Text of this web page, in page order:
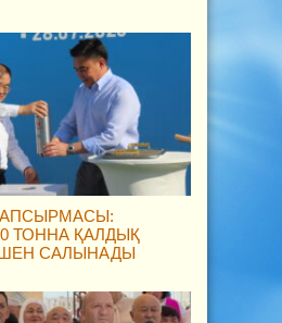
ТОННА ҚАЛДЫҚ
САЛЫНАДЫ